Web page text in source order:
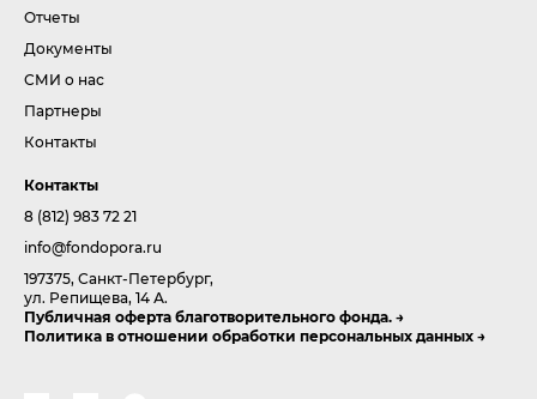
Отчеты
Документы
СМИ о нас
Партнеры
Контакты
Контакты
8 (812) 983 72 21
info@fondopora.ru
197375, Санкт-Петербург,
ул. Репищева, 14 А.
Публичная оферта благотворительного фонда.
Политика в отношении обработки персональных данных